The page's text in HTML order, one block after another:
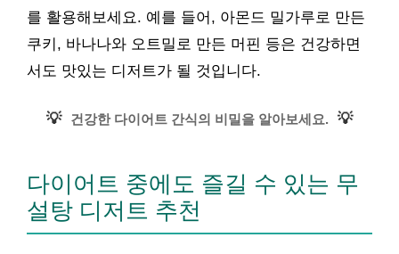
를 활용해보세요. 예를 들어, 아몬드 밀가루로 만든
쿠키, 바나나와 오트밀로 만든 머핀 등은 건강하면
서도 맛있는 디저트가 될 것입니다.
💡 건강한 다이어트 간식의 비밀을 알아보세요. 💡
다이어트 중에도 즐길 수 있는 무
설탕 디저트 추천